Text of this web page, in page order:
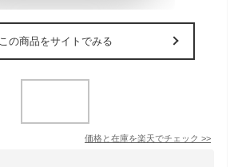
この商品をサイトでみる
価格と在庫を楽天でチェック >>